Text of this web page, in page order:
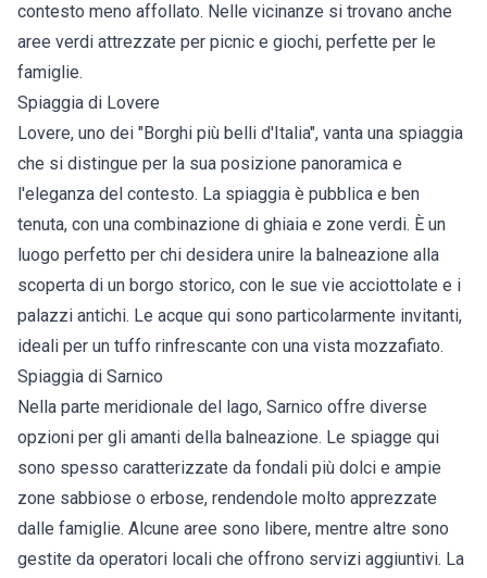
contesto meno affollato. Nelle vicinanze si trovano anche
aree verdi attrezzate per picnic e giochi, perfette per le
famiglie.
Spiaggia di Lovere
Lovere, uno dei "Borghi più belli d'Italia", vanta una spiaggia
che si distingue per la sua posizione panoramica e
l'eleganza del contesto. La spiaggia è pubblica e ben
tenuta, con una combinazione di ghiaia e zone verdi. È un
luogo perfetto per chi desidera unire la balneazione alla
scoperta di un borgo storico, con le sue vie acciottolate e i
palazzi antichi. Le acque qui sono particolarmente invitanti,
ideali per un tuffo rinfrescante con una vista mozzafiato.
Spiaggia di Sarnico
Nella parte meridionale del lago, Sarnico offre diverse
opzioni per gli amanti della balneazione. Le spiagge qui
sono spesso caratterizzate da fondali più dolci e ampie
zone sabbiose o erbose, rendendole molto apprezzate
dalle famiglie. Alcune aree sono libere, mentre altre sono
gestite da operatori locali che offrono servizi aggiuntivi. La